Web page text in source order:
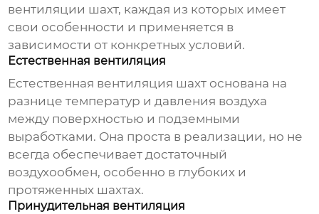
вентиляции шахт, каждая из которых имеет
свои особенности и применяется в
зависимости от конкретных условий.
Естественная вентиляция
Естественная вентиляция шахт основана на
разнице температур и давления воздуха
между поверхностью и подземными
выработками. Она проста в реализации, но не
всегда обеспечивает достаточный
воздухообмен, особенно в глубоких и
протяженных шахтах.
Принудительная вентиляция